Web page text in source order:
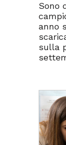
Sono
anno
sulla